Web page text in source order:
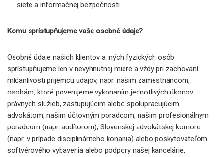
siete a informačnej bezpečnosti.
Komu sprístupňujeme vaše osobné údaje?
Osobné údaje našich klientov a iných fyzických osôb
sprístupňujeme len v nevyhnutnej miere a vždy pri zachovaní
mlčanlivosti príjemcu údajov, napr. našim zamestnancom,
osobám, ktoré poverujeme vykonaním jednotlivých úkonov
právnych služieb, zastupujúcim alebo spolupracujúcim
advokátom, našim účtovným poradcom, našim profesionálnym
poradcom (napr. audítorom), Slovenskej advokátskej komore
(napr. v prípade disciplinárneho konania) alebo poskytovateľom
softvérového vybavenia alebo podpory našej kancelárie,